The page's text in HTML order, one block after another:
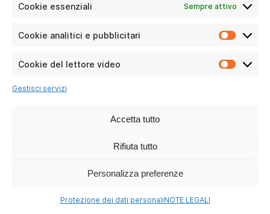
Cookie essenziali Sempre attivo
Cookie analitici e pubblicitari
Cookie
Cookie del lettore video
Cookie
Gestisci servizi
Accetta tutto
Rifiuta tutto
Personalizza preferenze
Protezione dei dati personaliNOTE LEGALI